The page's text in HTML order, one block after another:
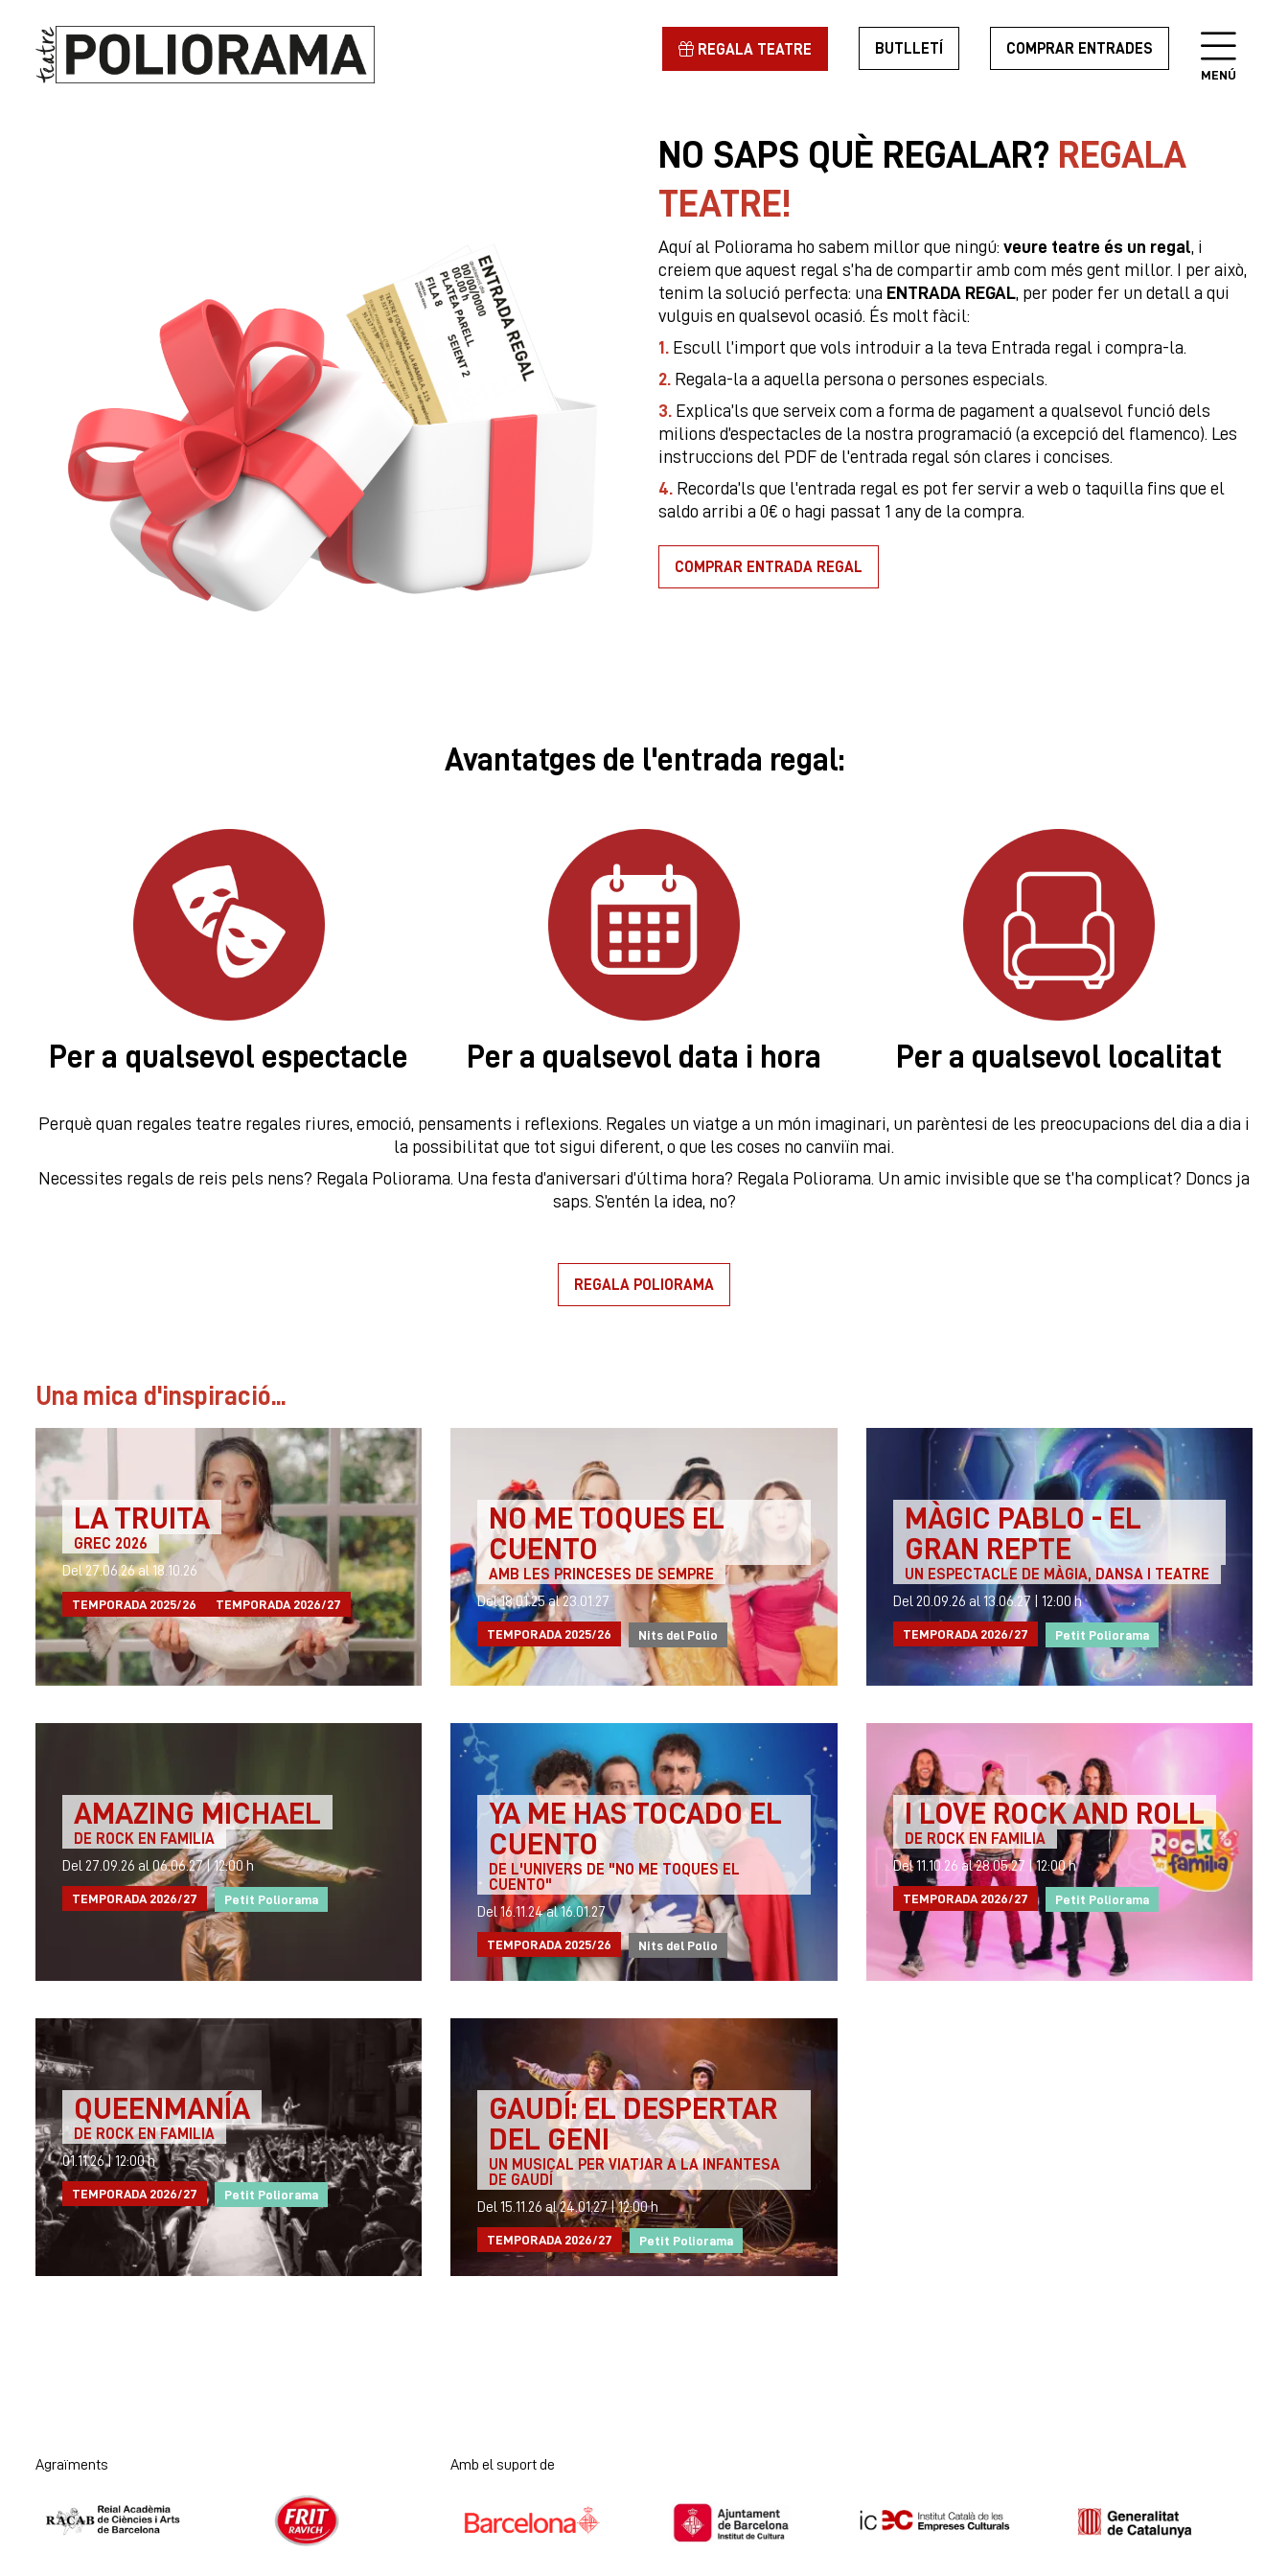
MENÚ
COMPRAR ENTRADES
BUTLLETÍ
REGALA TEATRE
NO SAPS QUÈ REGALAR? REGALA
TEATRE!
Aquí al Poliorama ho sabem millor que ningú: veure teatre és un regal, i
creiem que aquest regal s’ha de compartir amb com més gent millor. I per això,
tenim la solució perfecta: una ENTRADA REGAL, per poder fer un detall a qui
vulguis en qualsevol ocasió. És molt fàcil:
1. Escull l’import que vols introduir a la teva Entrada regal i compra-la.
2. Regala-la a aquella persona o persones especials.
3. Explica’ls que serveix com a forma de pagament a qualsevol funció dels
milions d’espectacles de la nostra programació (a excepció del flamenco). Les
instruccions del PDF de l'entrada regal són clares i concises.
4. Recorda’ls que l'entrada regal es pot fer servir a web o taquilla fins que el
saldo arribi a 0€ o hagi passat 1 any de la compra.
COMPRAR ENTRADA REGAL
Avantatges de l'entrada regal:
Per a qualsevol espectacle Per a qualsevol data i hora Per a qualsevol localitat
Perquè quan regales teatre regales riures, emoció, pensaments i reflexions. Regales un viatge a un món imaginari, un parèntesi de les preocupacions del dia a dia i
la possibilitat que tot sigui diferent, o que les coses no canviïn mai.
Necessites regals de reis pels nens? Regala Poliorama. Una festa d’aniversari d’última hora? Regala Poliorama. Un amic invisible que se t’ha complicat? Doncs ja
saps. S’entén la idea, no?
REGALA POLIORAMA
Una mica d'inspiració...
LA TRUITA
GREC 2026
Del 27.06.26al 18.10.26
TEMPORADA 2026/27
TEMPORADA 2025/26
NO ME TOQUES EL
CUENTO
AMB LES PRINCESES DE SEMPRE
Del 18.01.25al 23.01.27
TEMPORADA 2025/26 Nits del Polio
MÀGIC PABLO - EL
GRAN REPTE
UN ESPECTACLE DE MÀGIA, DANSA I TEATRE
Del 20.09.26 al 13.06.27 12:00 h
TEMPORADA 2026/27 Petit Poliorama
AMAZING MICHAEL
DE ROCK EN FAMILIA
Del 27.09.26 al 06.06.27|12:00 h
TEMPORADA 2026/27 Petit Poliorama
YA ME HAS TOCADO EL
CUENTO
DE L'UNIVERS DE "NO ME TOQUES EL
CUENTO"
Del 16.11.24al 16.01.27
TEMPORADA 2025/26 Nits del Polio
I LOVE ROCK AND ROLL
DE ROCK EN FAMILIA
Del 11.10.26 al 28.05.27 |12:00 h
TEMPORADA 2026/27 Petit Poliorama
QUEENMANÍA
DE ROCK EN FAMILIA
01.11.26|12:00 h
TEMPORADA 2026/27 Petit Poliorama
GAUDÍ: EL DESPERTAR
DEL GENI
UN MUSICAL PER VIATJAR A LA INFANTESA
DE GAUDÍ
Del 15.11.26al 24.01.27|12:00 h
TEMPORADA 2026/27 Petit Poliorama
Agraïments Amb el suport de